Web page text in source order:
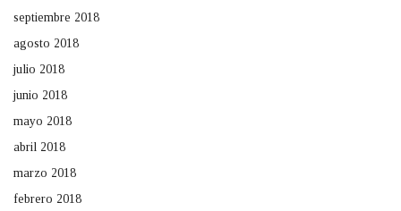
septiembre 2018
agosto 2018
julio 2018
junio 2018
mayo 2018
abril 2018
marzo 2018
febrero 2018